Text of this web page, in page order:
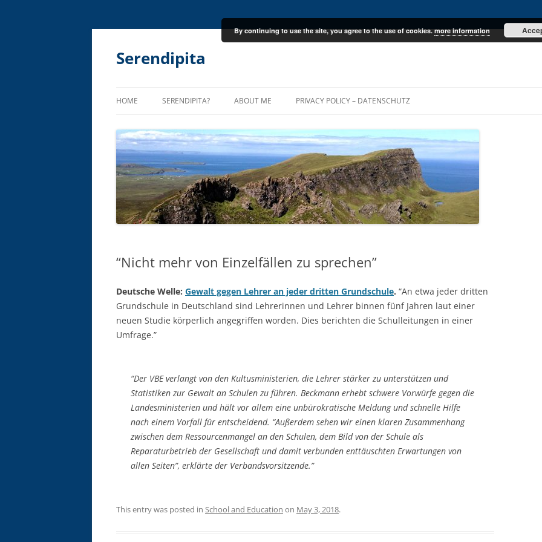
Skip
Serendipita
HOME SERENDIPITA? ABOUT ME PRIVACY POLICY – DATENSCHUTZ
“Nicht mehr von Einzelfällen zu sprechen”
Deutsche Welle: Gewalt gegen Lehrer an jeder dritten Grundschule. “An etwa jeder dritten
Grundschule in Deutschland sind Lehrerinnen und Lehrer binnen fünf Jahren laut einer
neuen Studie körperlich angegriffen worden. Dies berichten die Schulleitungen in einer
Umfrage.”
“Der VBE verlangt von den Kultusministerien, die Lehrer stärker zu unterstützen und
Statistiken zur Gewalt an Schulen zu führen. Beckmann erhebt schwere Vorwürfe gegen die
Landesministerien und hält vor allem eine unbürokratische Meldung und schnelle Hilfe
nach einem Vorfall für entscheidend. “Außerdem sehen wir einen klaren Zusammenhang
zwischen dem Ressourcenmangel an den Schulen, dem Bild von der Schule als
Reparaturbetrieb der Gesellschaft und damit verbunden enttäuschten Erwartungen von
allen Seiten”, erklärte der Verbandsvorsitzende.”
This entry was posted in School and Education on May 3, 2018.
By continuing to use the site, you agree to the use of cookies.more information